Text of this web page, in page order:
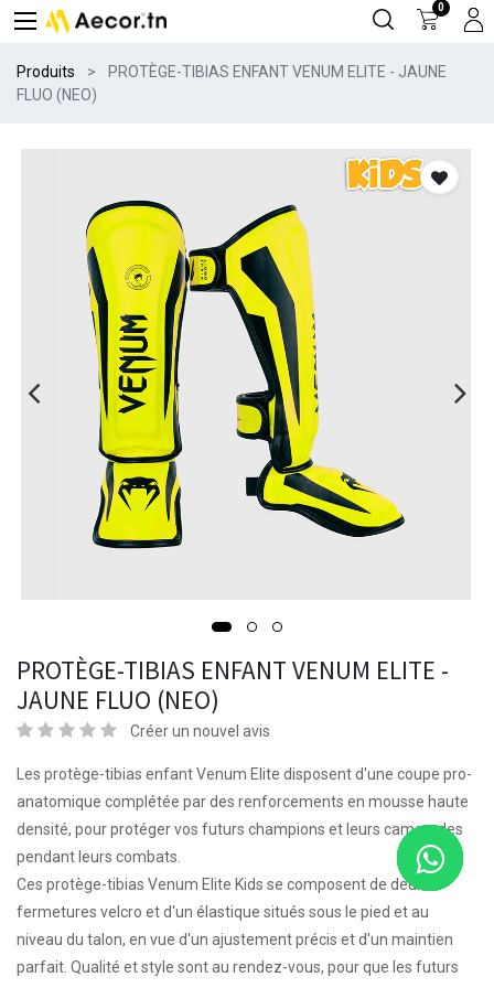
0
Produits
PROTÈGE-TIBIAS ENFANT VENUM ELITE - JAUNE
FLUO (NEO)
PROTÈGE-TIBIAS ENFANT VENUM ELITE -
JAUNE FLUO (NEO)
Créer un nouvel avis
Les protège-tibias enfant Venum Elite disposent d'une coupe pro-
anatomique complétée par des renforcements en mousse haute
densité, pour protéger vos futurs champions et leurs camarades
pendant leurs combats.
Ces protège-tibias Venum Elite Kids se composent de deux
fermetures velcro et d'un élastique situés sous le pied et au
niveau du talon, en vue d'un ajustement précis et d'un maintien
parfait. Qualité et style sont au rendez-vous, pour que les futurs